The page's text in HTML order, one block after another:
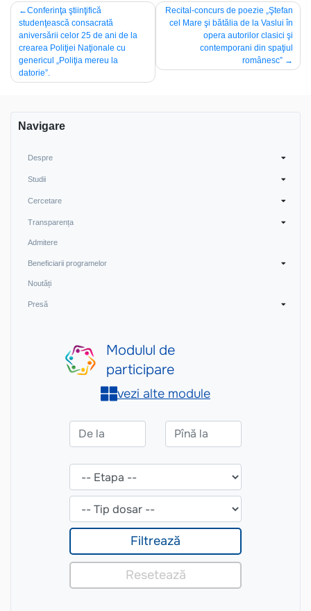
Post
navigation
Conferinţa ştiinţifică
studenţească consacrată
aniversării celor 25 de ani de la
crearea Poliţiei Naţionale cu
genericul „Poliţia mereu la
datorie”.
Recital-concurs de poezie „Ştefan
cel Mare şi bătălia de la Vaslui în
opera autorilor clasici şi
contemporani din spaţiul
românesc”
Navigare
Despre
Studii
Cercetare
Transparența
Admitere
Beneficiarii programelor
Noutăți
Presă